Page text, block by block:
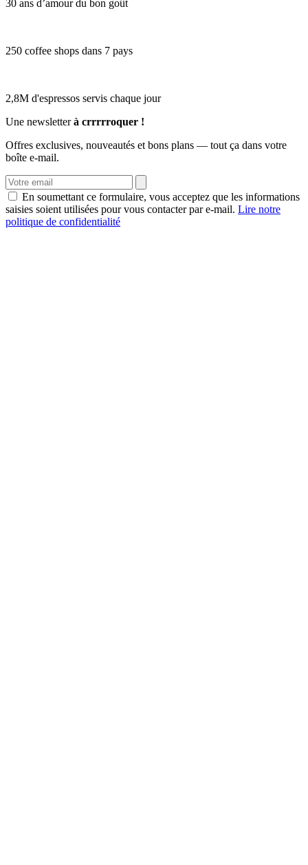
30 ans d’amour du bon goût
250 coffee shops dans 7 pays
2,8M d'espressos servis chaque jour
Une newsletterà crrrrroquer !
Offres exclusives, nouveautés et bons plans — tout ça dans votre
boîte e-mail.
En soumettant ce formulaire, vous acceptez que les informations
saisies soient utilisées pour vous contacter par e-mail. Lire notre
politique de confidentialité